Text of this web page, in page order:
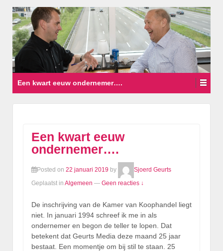
Een kwart eeuw ondernemer….
Een kwart eeuw
ondernemer….
Posted on 22 januari 2019 by
Sjoerd Geurts
Geplaatst in Algemeen — Geen reacties ↓
De inschrijving van de Kamer van Koophandel liegt
niet. In januari 1994 schreef ik me in als
ondernemer en begon de teller te lopen. Dat
betekent dat Geurts Media deze maand 25 jaar
bestaat. Een momentje om bij stil te staan. 25